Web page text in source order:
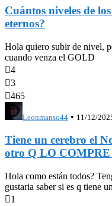
Cuántos niveles de
eternos?
Hola quiero subir de nivel,
cuando venza el GOLD
4
3
465
Leonmanso44 • 11/12/
Tiene un cerebro el
otro Q LO COMPRE
Hola como están todos?
gustaria saber si es q tiene
1